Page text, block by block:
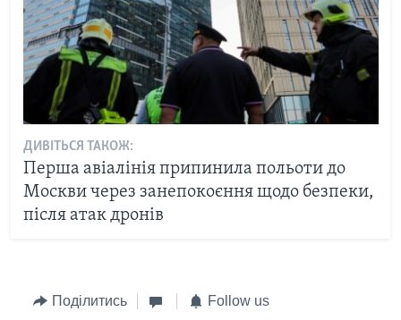
ДИВІТЬСЯ ТАКОЖ:
Перша авіалінія припинила польоти до
Москви через занепокоєння щодо безпеки,
після атак дронів
Поділитись Follow us